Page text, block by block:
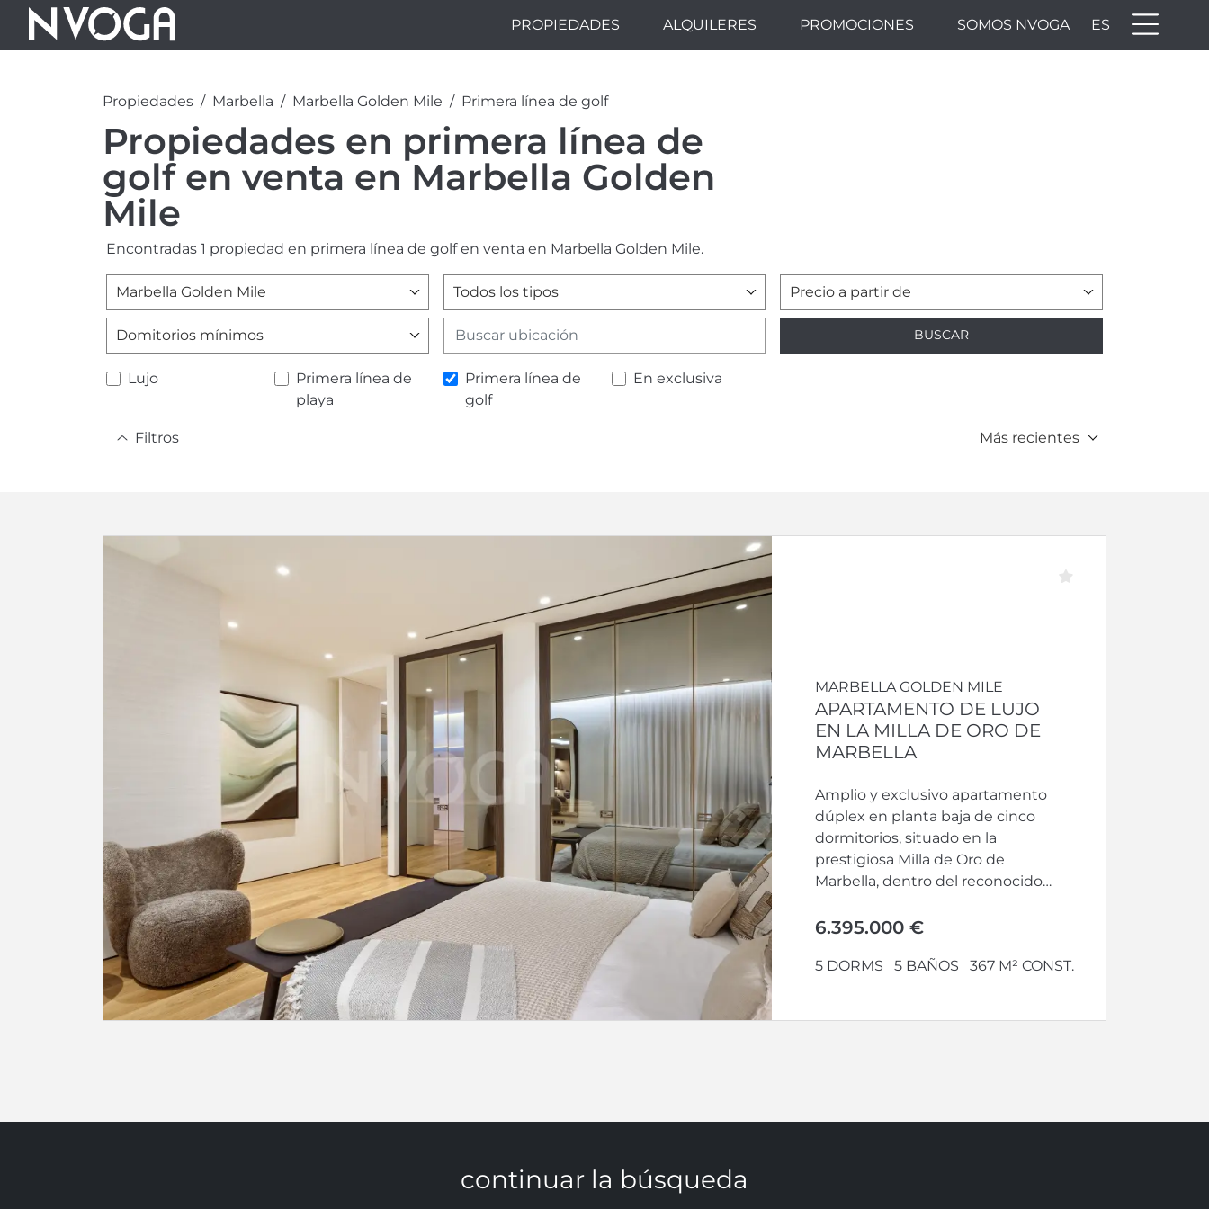
PROPIEDADES ALQUILERES PROMOCIONES SOMOS NVOGA ES
Propiedades Marbella Marbella Golden Mile Primera línea de golf
Propiedades en primera línea de
golf en venta en Marbella Golden
Mile
Encontradas 1 propiedad en primera línea de golf en venta en Marbella Golden Mile.
Marbella Golden Mile Todos los tipos Precio a partir de
Domitorios mínimos BUSCAR
Lujo
Primera línea de
playa
Primera línea de
golf
En exclusiva
Filtros Más recientes
MARBELLA GOLDEN MILE
APARTAMENTO DE LUJO
EN LA MILLA DE ORO DE
MARBELLA
Amplio y exclusivo apartamento
dúplex en planta baja de cinco
dormitorios, situado en la
prestigiosa Milla de Oro de
Marbella, dentro del reconocido
6.395.000 €
5 DORMS 5 BAÑOS 367 M² CONST.
continuar la búsqueda